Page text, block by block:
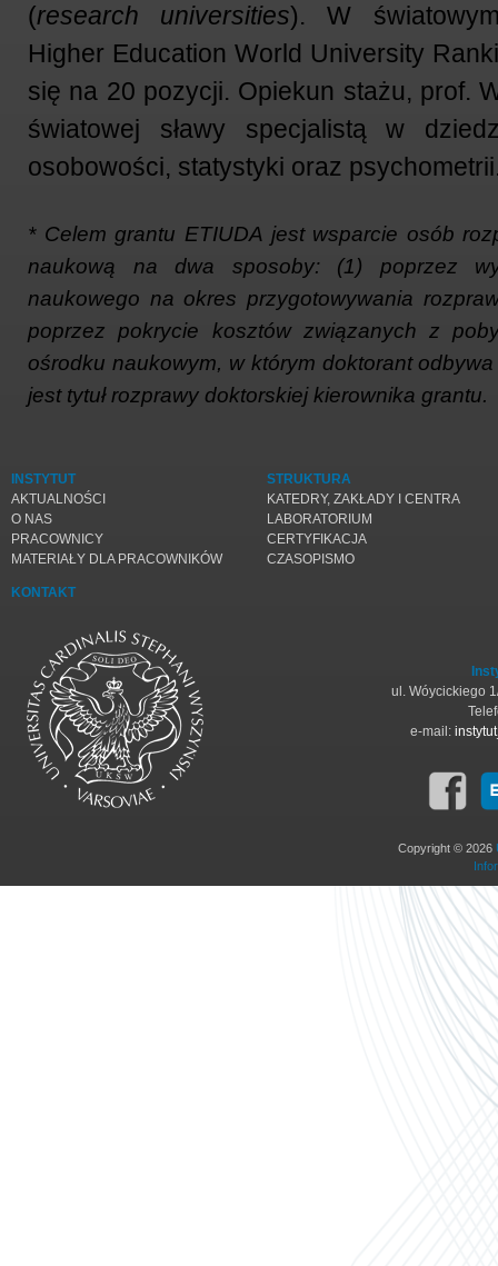
(research universities). W
Higher Education World University
się na 20 pozycji. Opiekun stażu, prof.
światowej sławy specjalistą w
osobowości, statystyki oraz
* Celem grantu ETIUDA jest wsparcie osób
naukową na dwa sposoby: (1) poprzez
naukowego na okres przygotowywania
poprzez pokrycie kosztów związanych z
ośrodku naukowym, w którym doktorant odbywa
jest tytuł rozprawy doktorskiej kierownika grantu.
INSTYTUT
AKTUALNOŚCI
O NAS
PRACOWNICY
MATERIAŁY DLA PRACOWNIKÓW
KONTAKT
STRUKTURA
KATEDRY, ZAKŁADY I CENTRA
LABORATORIUM
CERTYFIKACJA
CZASOPISMO
ul. Wóycickiego
e-mail:
Copyright © 2026